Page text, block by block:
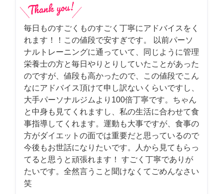
毎日ものすごくものすごく丁寧にアドバイスをく
れます！！この値段で安すぎです。 以前パーソ
ナルトレーニングに通っていて、同じように管理
栄養士の方と毎日やりとりしていたことがあった
のですが、値段も高かったので、この値段でこん
なにアドバイス頂けて申し訳ないくらいですし、
大手パーソナルジムより100倍丁寧です。ちゃん
と中身も見てくれますし、私の生活に合わせて食
事指導してくれます。運動も大事ですが、食事の
方がダイエットの面では重要だと思っているので
今後もお世話になりたいです。人から見てもらっ
てると思うと頑張れます！ すごく丁寧でありが
たいです。全然言うこと聞けなくてごめんなさい
笑